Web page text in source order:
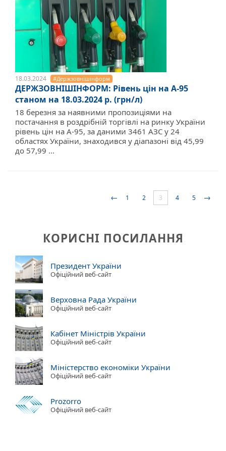
18.03.2024 #Держзовнішінформ
ДЕРЖЗОВНІШІНФОРМ: Рівень цін на А-95
станом на 18.03.2024 р. (грн/л)
18 березня за наявними пропозиціями на
постачання в роздрібній торгівлі на ринку України
рівень цін на А-95, за даними 3461 АЗС у 24
областях України, знаходився у діапазоні від 45,99
до 57,99 ...
← 1 2 3 4 5 →
КОРИСНІ ПОСИЛАННЯ
Президент України
Офіційний веб-сайт
Верховна Рада України
Офіційний веб-сайт
Кабінет Міністрів України
Офіційний веб-сайт
Міністерство економіки України
Офіційний веб-сайт
Prozorro
Офіційний веб-сайт